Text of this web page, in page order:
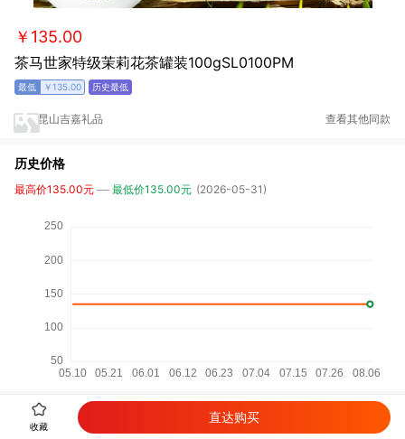
￥135.00
茶马世家特级茉莉花茶罐装100gSL0100PM
￥135.00
昆山吉嘉礼品 查看其他同款
历史价格
最高价135.00元 最低价135.00元 (2026-05-31)
详细参数
收藏
直达购买